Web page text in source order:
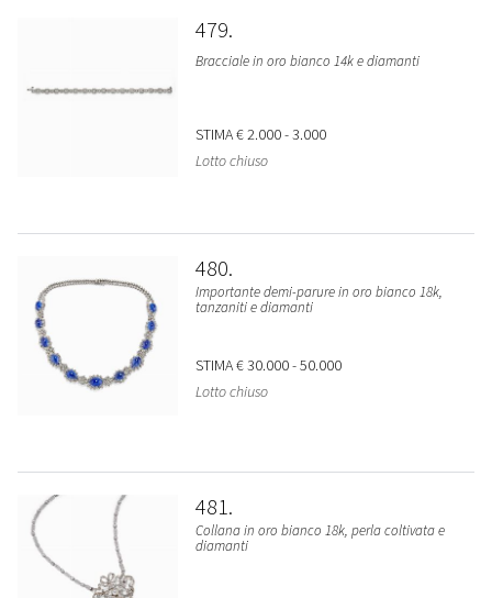
479
Bracciale in oro bianco 14k e diamanti
STIMA€ 2.000 - 3.000
Lotto chiuso
480
Importante demi-parure in oro bianco 18k,
tanzaniti e diamanti
STIMA€ 30.000 - 50.000
Lotto chiuso
481
Collana in oro bianco 18k, perla coltivata e
diamanti